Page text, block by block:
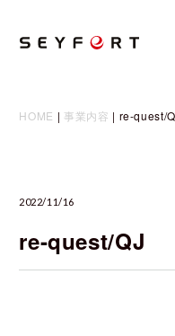
HOME | 事業内容 | re-quest/
2022/11/16
re-quest/QJ